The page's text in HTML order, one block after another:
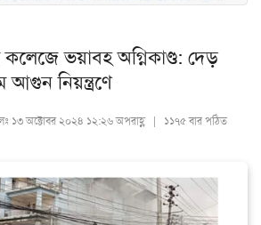
ভয়াবহ অগ্নিকাণ্ড: দেড়
আগুন নিয়ন্ত্রণে
১৩ অক্টোবর ২০২৪ ১২:২৬ অপরাহ্ণ | ১১৭৫ বার পঠিত